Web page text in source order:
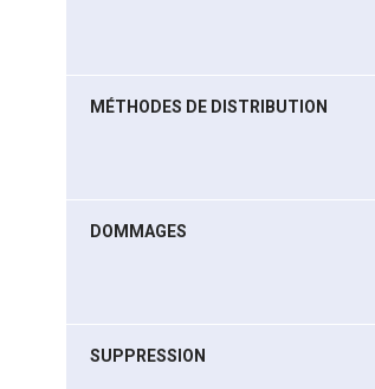
MÉTHODES DE DISTRIBUTION
DOMMAGES
SUPPRESSION